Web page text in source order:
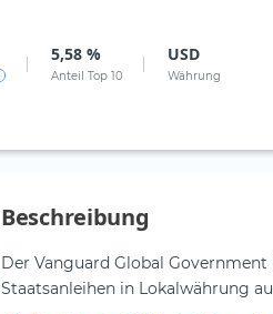
5,58 %
Anteil Top 10
USD
Währung
Beschreibung
Der Vanguard Global
Staatsanleihen in Lokalwährung